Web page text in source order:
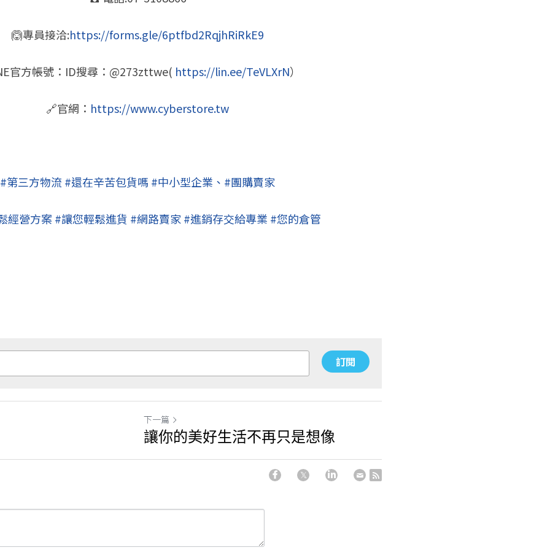
🙆專員接洽:https://forms.gle/6ptfbd2RqjhRiRkE9
官方帳號：ID搜尋：@273zttwe( https://lin.ee/TeVLXrN）
🔗官網： https://www.cyberstore.tw
#第三方物流 #還在辛苦包貨嗎 #中小型企業、#團購賣家
經營方案 #讓您輕鬆進貨 #網路賣家 #進銷存交給專業 #您的倉管
訂閱
下一篇
讓你的美好生活不再只是想像